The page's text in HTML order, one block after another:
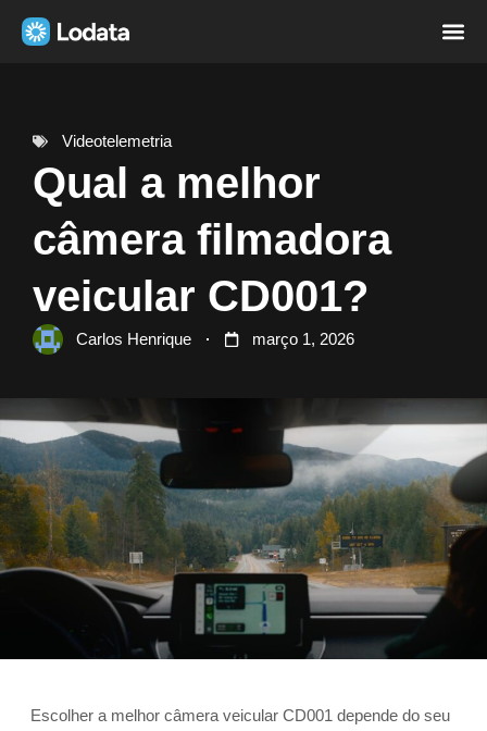
Videotelemetria
Qual a melhor
câmera filmadora
veicular CD001?
Carlos Henrique março 1, 2026
Escolher a melhor câmera veicular CD001 depende do seu